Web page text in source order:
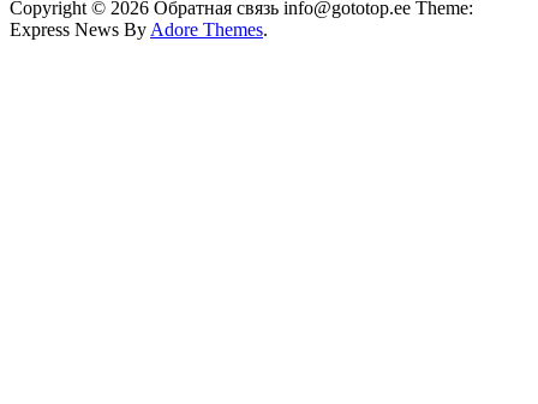
Copyright © 2026 Обратная связь info@gototop.ee Theme:
Express News By Adore Themes.